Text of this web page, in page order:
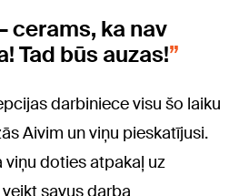
cerams, ka nav
Tad būs auzas!
darbiniece visu šo laiku
Aivim un viņu pieskatījusi.
viņu doties atpakaļ uz
savus darba